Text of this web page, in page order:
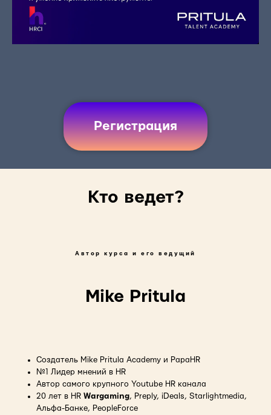
Регистрация
Кто ведет?
Автор курса и его ведущий
Mike Pritula
Создатель Mike Pritula Academy и PapaHR
№1 Лидер мнений в HR
Автор самого крупного Youtube HR канала
20 лет в HR Wargaming, Preply, iDeals, Starlightmedia,
Альфа-Банке, PeopleForce